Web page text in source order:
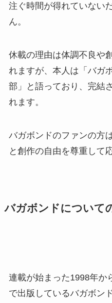
注ぐ時間が得れていない
ん。
休載の理由は体調不良や
れますが、本人は「バガ
部」と語っており、 完結
れます。
バガボンドのファンの方
と創作の自由を尊重して
バガボンドについて
連載が始まった1998年か
で出版しているバガボンド